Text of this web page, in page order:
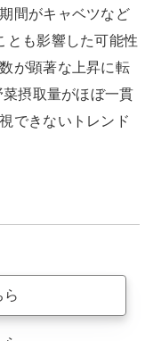
間がキャベツなど
とも影響した可能性
が顕著な上昇に転
摂取量がほぼ一貫
できないトレンド
ら